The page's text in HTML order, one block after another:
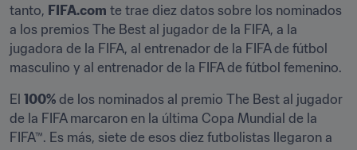
tanto, FIFA.com te trae diez datos sobre los nominados
a los premios The Best al jugador de la FIFA, a la
jugadora de la FIFA, al entrenador de la FIFA de fútbol
masculino y al entrenador de la FIFA de fútbol femenino.
El 100% de los nominados al premio The Best al jugador
de la FIFA marcaron en la última Copa Mundial de la
FIFA™. Es más, siete de esos diez futbolistas llegaron a